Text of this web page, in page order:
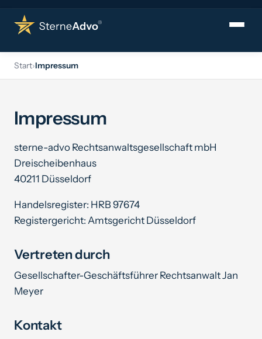
Leistungen
Kununu
Indeed
GoWork
Verfasser ermitteln
Kununu verklagen
Dauermandat mit Dauerschutz
Start›Impressum
Impressum
sterne-advo Rechtsanwaltsgesellschaft mbH
Dreischeibenhaus
40211 Düsseldorf
Handelsregister: HRB 97674
Registergericht: Amtsgericht Düsseldorf
Vertreten durch
Gesellschafter-Geschäftsführer Rechtsanwalt Jan
Meyer
Kontakt